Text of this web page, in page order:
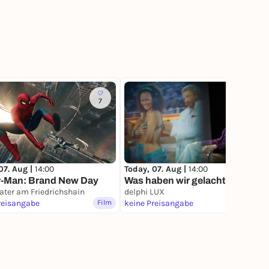
7
Aug | 14:00
Man: Brand New Day
am Friedrichshain
Film
Today, 07. Aug | 14:00
Was haben wir gelacht
delphi LUX
keine Preisangabe